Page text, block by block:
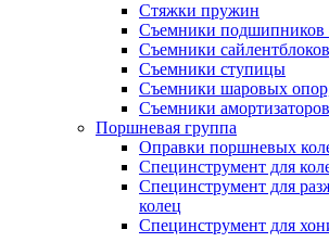
Стяжки пружин
Съемники подшипников
Съемники
Съемники ступицы
Съемники шаровых
Съемники амортизаторов
Поршневая группа
Оправки поршневых
Специнструмент для
Специнструмент для
колец
Специнструмент для